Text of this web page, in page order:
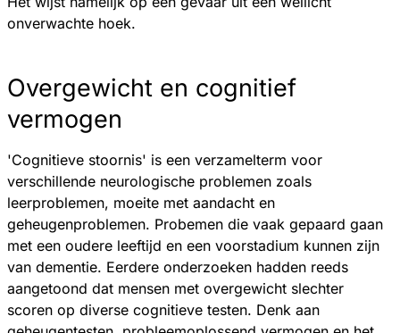
onverwachte hoek.
Overgewicht en cognitief
vermogen
'Cognitieve stoornis' is een verzamelterm voor
verschillende neurologische problemen zoals
leerproblemen, moeite met aandacht en
geheugenproblemen. Probemen die vaak gepaard gaan
met een oudere leeftijd en een voorstadium kunnen zijn
van dementie. Eerdere onderzoeken hadden reeds
aangetoond dat mensen met overgewicht slechter
scoren op diverse cognitieve testen. Denk aan